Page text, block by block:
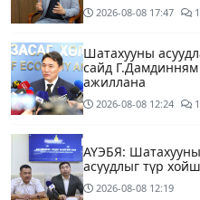
2026-08-08 17:47 1
Шатахууны
сайд
ажиллана
2026-08-08 12:24 1
АҮЭБЯ:
асуудлыг түр
2026-08-08 12:19